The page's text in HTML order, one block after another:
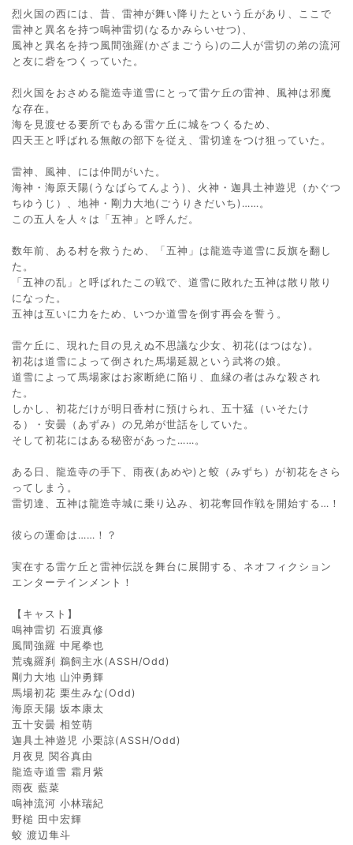
烈火国の西には、昔、雷神が舞い降りたという丘があり、ここで
雷神と異名を持つ鳴神雷切(なるかみらいせつ)、
風神と異名を持つ風間強羅(かざまごうら)の二人が雷切の弟の流河
と友に砦をつくっていた。
烈火国をおさめる龍造寺道雪にとって雷ケ丘の雷神、風神は邪魔
な存在。
海を見渡せる要所でもある雷ケ丘に城をつくるため、
四天王と呼ばれる無敵の部下を従え、雷切達をつけ狙っていた。
雷神、風神、には仲間がいた。
海神・海原天陽(うなばらてんよう)、火神・迦具土神遊児（かぐつ
ちゆうじ）、地神・剛力大地(ごうりきだいち)……。
この五人を人々は「五神」と呼んだ。
数年前、ある村を救うため、「五神」は龍造寺道雪に反旗を翻し
た。
「五神の乱」と呼ばれたこの戦で、道雪に敗れた五神は散り散り
になった。
五神は互いに力をため、いつか道雪を倒す再会を誓う。
雷ケ丘に、現れた目の見えぬ不思議な少女、初花(はつはな)。
初花は道雪によって倒された馬場延親という武将の娘。
道雪によって馬場家はお家断絶に陥り、血縁の者はみな殺され
た。
しかし、初花だけが明日香村に預けられ、五十猛（いそたけ
る）・安曇（あずみ）の兄弟が世話をしていた。
そして初花にはある秘密があった……。
ある日、龍造寺の手下、雨夜(あめや)と蛟（みずち）が初花をさら
ってしまう。
雷切達、五神は龍造寺城に乗り込み、初花奪回作戦を開始する…！
彼らの運命は……！？
実在する雷ケ丘と雷神伝説を舞台に展開する、ネオフィクション
エンターテインメント！
【キャスト】
鳴神雷切 石渡真修
風間強羅 中尾拳也
荒魂羅刹 鵜飼主水(ASSH/Odd)
剛力大地 山沖勇輝
馬場初花 栗生みな(Odd)
海原天陽 坂本康太
五十安曇 相笠萌
迦具土神遊児 小栗諒(ASSH/Odd)
月夜見 関谷真由
龍造寺道雪 霜月紫
雨夜 藍菜
鳴神流河 小林瑞紀
野槌 田中宏輝
蛟 渡辺隼斗